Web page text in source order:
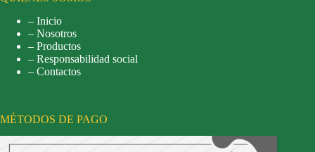
– Inicio
– Nosotros
– Productos
– Responsabilidad social
– Contactos
MÉTODOS DE PAGO